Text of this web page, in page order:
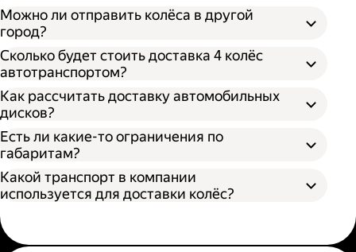
Можно ли отправить колёса в другой
город?
Открыть приложение Яндекс Go или
сайт
Выбрать подходящий тариф;
Ввести данные в поля «Откуда» и «Куда»;
Ввести контакты получателя и
отправителя;
Подтвердить заказ.
Сколько будет стоить доставка 4 колёс
автотранспортом?
Как рассчитать доставку автомобильных
дисков?
В приложении Яндекс Go;
На сайте Яндекс Доставки.
Есть ли какие-то ограничения по
габаритам?
Какой транспорт в компании
используется для доставки колёс?